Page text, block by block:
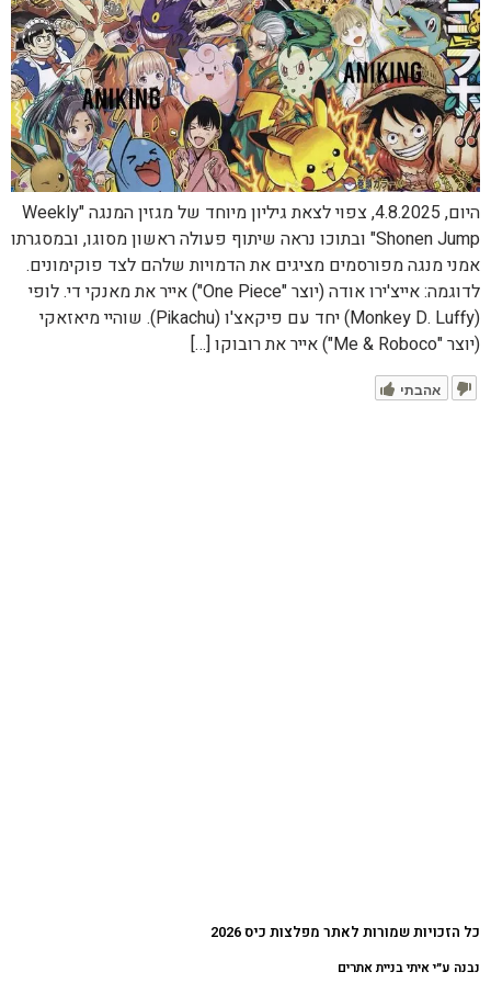
היום, 4.8.2025, צפוי לצאת גיליון מיוחד של מגזין המנגה "Weekly
Shonen Jump" ובתוכו נראה שיתוף פעולה ראשון מסוגו, ובמסגרתו
אמני מנגה מפורסמים מציגים את הדמויות שלהם לצד פוקימונים.
לדוגמה: אייצ'ירו אודה (יוצר "One Piece") אייר את מאנקי די. לופי
(Monkey D. Luffy) יחד עם פיקאצ'ו (Pikachu). שוהיי מיאזאקי
(יוצר "Me & Roboco") אייר את רובוקו […]
אהבתי
כל הזכויות שמורות לאתר מפלצות כיס 2026
נבנה ע״י איתי בניית אתרים